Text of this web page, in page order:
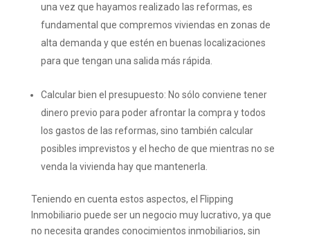
una vez que hayamos realizado las reformas, es
fundamental que compremos viviendas en zonas de
alta demanda y que estén en buenas localizaciones
para que tengan una salida más rápida.
Calcular bien el presupuesto: No sólo conviene tener
dinero previo para poder afrontar la compra y todos
los gastos de las reformas, sino también calcular
posibles imprevistos y el hecho de que mientras no se
venda la vivienda hay que mantenerla.
Teniendo en cuenta estos aspectos, el Flipping
Inmobiliario puede ser un negocio muy lucrativo, ya que
no necesita grandes conocimientos inmobiliarios, sin